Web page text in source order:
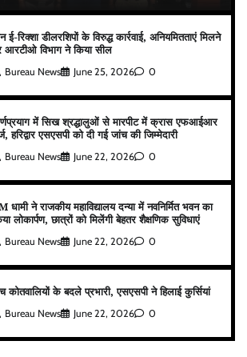
ई-रिक्शा डीलरशिपों के विरुद्ध कार्रवाई, अनियमितताएं मिलने
आरटीओ विभाग ने किया सील
Bureau News June 25, 2026 0
में सिख श्रद्धालुओं से मारपीट में क्रास एफआईआर
हरिद्वार एसएसपी को दी गई जांच की जिम्मेदारी
Bureau News June 22, 2026 0
धामी ने राजकीय महाविद्यालय दन्या में नवनिर्मित भवन का
लोकार्पण, छात्रों को मिलेंगी बेहतर शैक्षणिक सुविधाएं
Bureau News June 22, 2026 0
कोतवालियों के बदले प्रभारी, एसएसपी ने हिलाई कुर्सियां
Bureau News June 22, 2026 0